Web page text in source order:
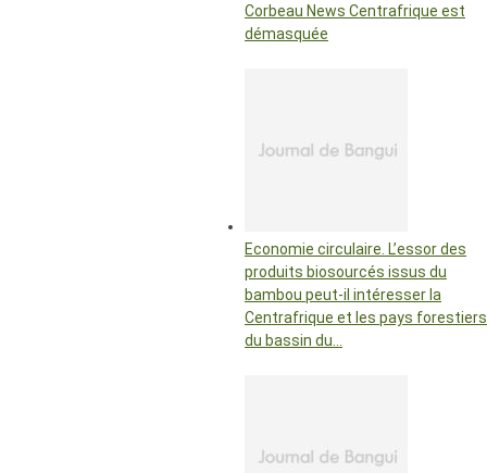
Corbeau News Centrafrique est
démasquée
Economie circulaire. L’essor des
produits biosourcés issus du
bambou peut-il intéresser la
Centrafrique et les pays forestiers
du bassin du…